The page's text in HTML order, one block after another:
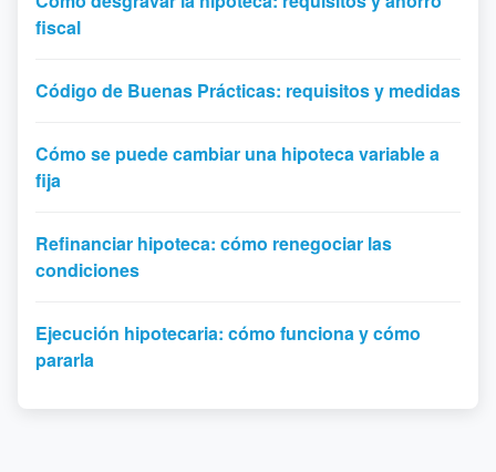
fiscal
Código de Buenas Prácticas: requisitos y medidas
Cómo se puede cambiar una hipoteca variable a
fija
Refinanciar hipoteca: cómo renegociar las
condiciones
Ejecución hipotecaria: cómo funciona y cómo
pararla